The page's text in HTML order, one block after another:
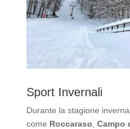
Sport Invernali
Durante la stagione
come Roccaraso Campo